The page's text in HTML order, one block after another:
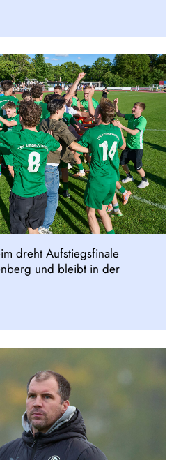
dreht Aufstiegsfinale
und bleibt in der